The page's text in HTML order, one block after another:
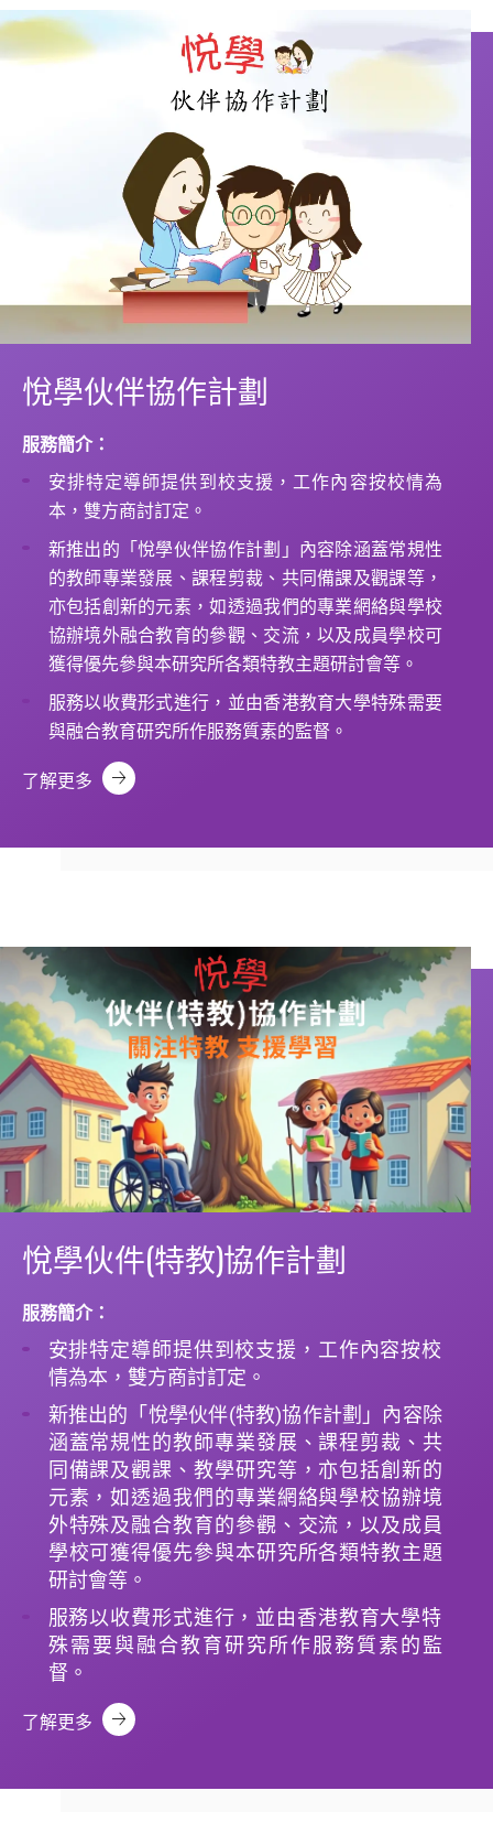
悅學伙伴協作計劃
服務簡介：
安排特定導師提供到校支援，工作內容按校情為
本，雙方商討訂定。
新推出的「悅學伙伴協作計劃」內容除涵蓋常規性
的教師專業發展、課程剪裁、共同備課及觀課等，
亦包括創新的元素，如透過我們的專業網絡與學校
協辦境外融合教育的參觀、交流，以及成員學校可
獲得優先參與本研究所各類特教主題研討會等。
服務以收費形式進行，並由香港教育大學特殊需要
與融合教育研究所作服務質素的監督。
了解更多
悅學伙件(特教)協作計劃
服務簡介：
安排特定導師提供到校支援，工作內容按校
情為本，雙方商討訂定。
新推出的「悅學伙伴(特教)協作計劃」內容除
涵蓋常規性的教師專業發展、課程剪裁、共
同備課及觀課、教學研究等，亦包括創新的
元素，如透過我們的專業網絡與學校協辦境
外特殊及融合教育的參觀、交流，以及成員
學校可獲得優先參與本研究所各類特教主題
研討會等。
服務以收費形式進行，並由香港教育大學特
殊需要與融合教育研究所作服務質素的監
督。
了解更多